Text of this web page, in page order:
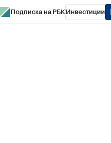
Подписка на РБК Инвестиции